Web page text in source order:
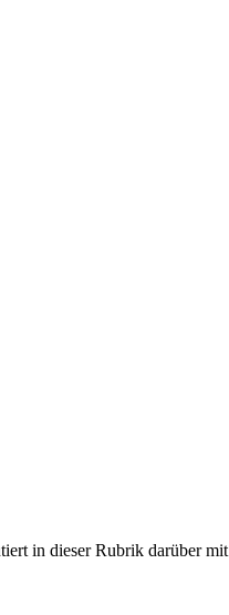
in dieser Rubrik darüber